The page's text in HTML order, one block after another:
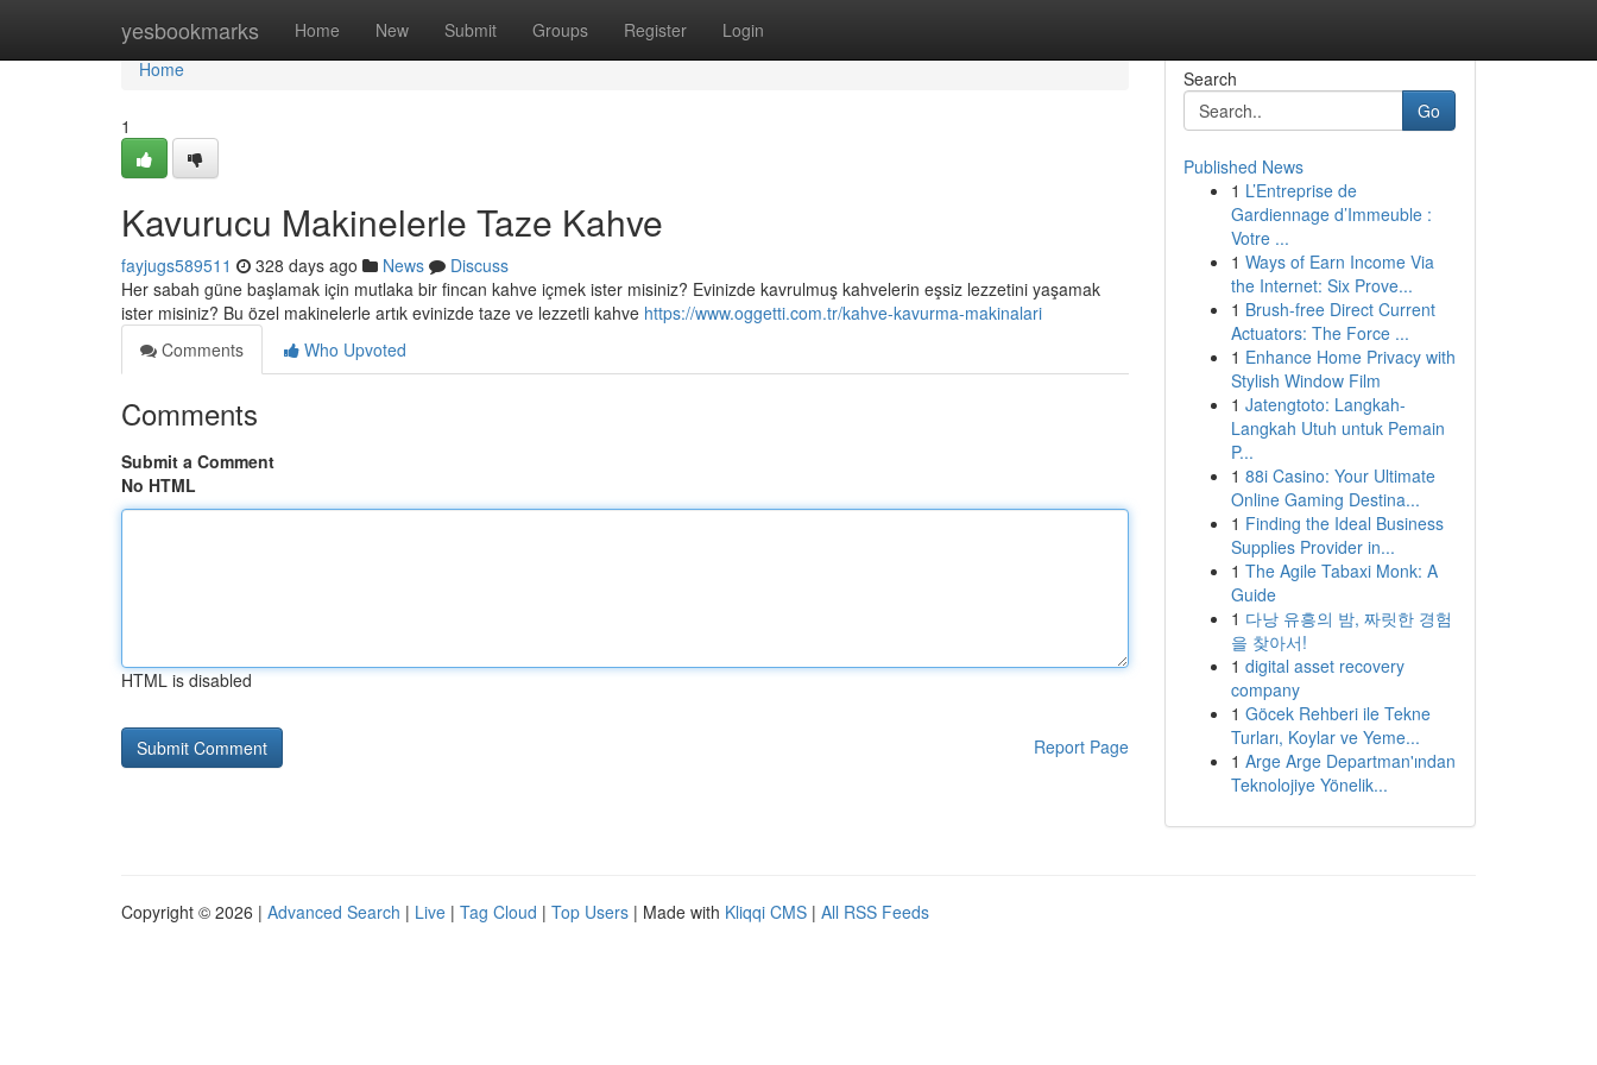
yesbookmarks Home New Submit Groups Register Login
Home
Home
1
Kavurucu Makinelerle Taze Kahve
fayjugs589511 328 days ago News
Discuss
Her sabah güne başlamak için mutlaka bir fincan kahve içmek ister misiniz? Evinizde kavrulmuş kahvelerin eşsiz lezzetini yaşamak
ister misiniz? Bu özel makinelerle artık evinizde taze ve lezzetli kahve https://www.oggetti.com.tr/kahve-kavurma-makinalari
Comments
Who Upvoted
Comments
Submit a Comment
No HTML
HTML is disabled
Report Page
Search
Go
Published News
1 L’Entreprise de
Gardiennage d’Immeuble :
Votre ...
1 Ways of Earn Income Via
the Internet: Six Prove...
1 Brush-free Direct Current
Actuators: The Force ...
1 Enhance Home Privacy with
Stylish Window Film
1 Jatengtoto: Langkah-
Langkah Utuh untuk Pemain
P...
1 88i Casino: Your Ultimate
Online Gaming Destina...
1 Finding the Ideal Business
Supplies Provider in...
1 The Agile Tabaxi Monk: A
Guide
1 다낭 유흥의 밤, 짜릿한 경험
을 찾아서!
1 digital asset recovery
company
1 Göcek Rehberi ile Tekne
Turları, Koylar ve Yeme...
1 Arge Arge Departman'ından
Teknolojiye Yönelik...
Copyright © 2026 | Advanced Search | Live | Tag Cloud | Top Users | Made with Kliqqi CMS | All RSS Feeds